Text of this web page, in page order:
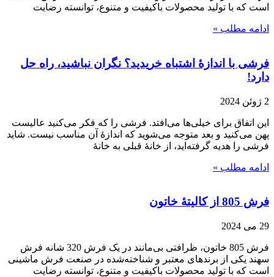
است که با تولید محصولات باکیفیت و متنوع، توانسته رضایت
ادامه مطلب »
فرشی با اندازۀ اشتباه خریدید؟ نگران نباشید، راه حل
دارد!
2 ژوئن 2024
این اتفاق برای خیلی‌ها می‌افتد. فرشی را که فکر می‌کنید عالیست
پهن می‌کنید و بعد متوجه می‌شوید که اندازۀ آن مناسب نیست. شاید
فرشی را هدیه گرفته‌اید، از خانۀ قبلی به خانۀ
ادامه مطلب »
فرش 805 از کالیتۀ خاتون
29 می 2024
فرش 805 خاتون، ظرافتی بی‌مانند در یک فرش 320 شانه فرش
سهند یکی از برندهای معتبر و شناخته‌شده در صنعت فرش ماشینی
است که با تولید محصولات باکیفیت و متنوع، توانسته رضایت